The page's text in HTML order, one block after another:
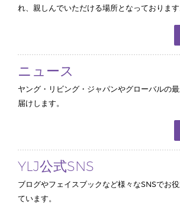
れ、親しんでいただける場所となっております
ニュース
ヤング・リビング・ジャパンやグローバルの
届けします。
YLJ公式SNS
ブログやフェイスブックなど様々なSNSでお
ています。